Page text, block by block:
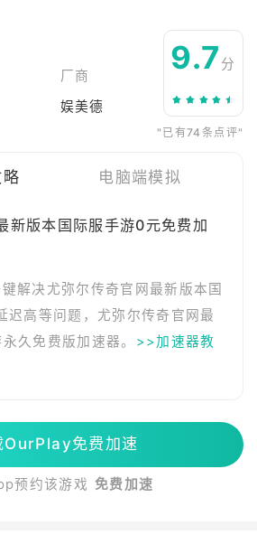
厂商
娱美德
9.7 分
"已有74条点评"
电脑端模拟
新版本国际服手游0元免费加
解决尤弥尔传奇官网最新版本国
迟高等问题，尤弥尔传奇官网最
久免费版加速器。 >>加速器教
OurPlay免费加速
预约该游戏 免费加速